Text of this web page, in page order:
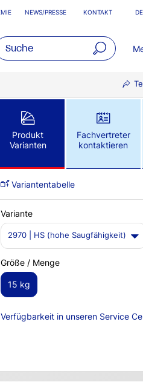
NEWS/PRESSE KONTAKT
Produkt
Varianten
Fachvertreter
kontaktieren
Variantentabelle
Variante
2970 | HS (hohe Saugfähigkeit)
Größe / Menge
15 kg
Verfügbarkeit in unseren Service